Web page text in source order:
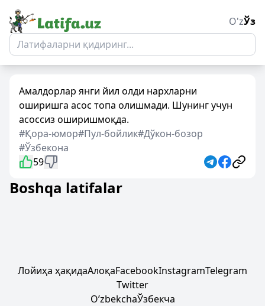
O'zЎз
Амалдорлар янги йил олди нархларни
оширишга асос топа олишмади. Шунинг учун
асоссиз оширишмоқда.
#Қора-юмор#Пул-бойлик#Дўкон-бозор
#Ўзбекона
59
Boshqa latifalar
Лойиҳа ҳақидаАлоқаFacebookInstagramTelegram
Twitter
OʼzbekchaЎзбекча